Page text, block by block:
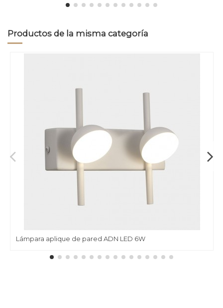
Productos de la misma categoría
Lámpara aplique de pared ADN LED 6W